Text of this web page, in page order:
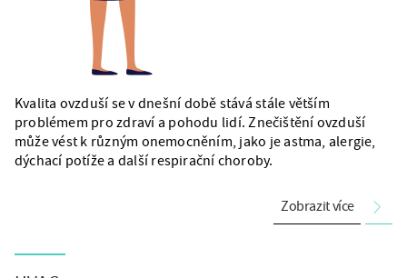
Kvalita ovzduší se v dnešní době stává stále větším
problémem pro zdraví a pohodu lidí. Znečištění ovzduší
může vést k různým onemocněním, jako je astma, alergie,
dýchací potíže a další respirační choroby.
Zobrazit více